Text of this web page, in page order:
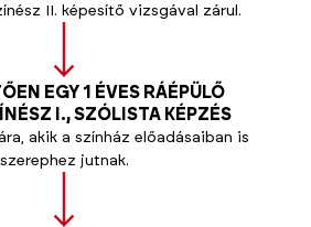
II. képesítő vizsgával zárul.
EGY 1 ÉVES RÁÉPÜLŐ
I., SZÓLISTA KÉPZÉS
akik a színház előadásaiban is
szerephez jutnak.